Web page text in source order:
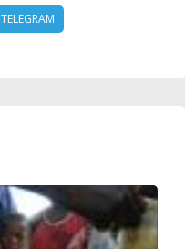
TELEGRAM